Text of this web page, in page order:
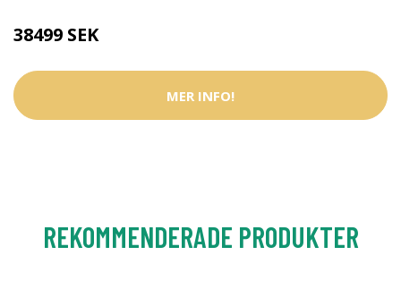
38499 SEK
MER INFO!
REKOMMENDERADE PRODUKTER